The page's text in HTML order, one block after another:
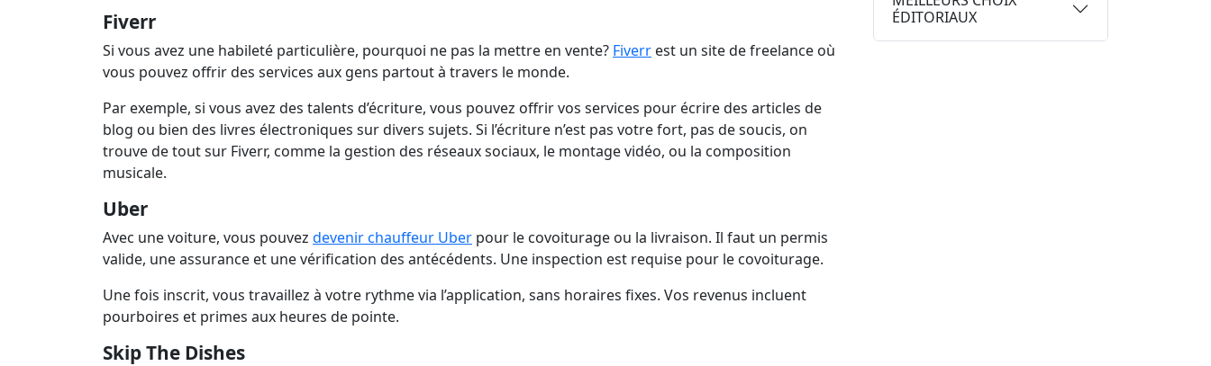
Fiverr
Si vous avez une habileté particulière, pourquoi ne pas la mettre en vente? Fiverr est un site de freelance où
vous pouvez offrir des services aux gens partout à travers le monde.
Par exemple, si vous avez des talents d’écriture, vous pouvez offrir vos services pour écrire des articles de
blog ou bien des livres électroniques sur divers sujets. Si l’écriture n’est pas votre fort, pas de soucis, on
trouve de tout sur Fiverr, comme la gestion des réseaux sociaux, le montage vidéo, ou la composition
musicale.
Uber
Avec une voiture, vous pouvez devenir chauffeur Uber pour le covoiturage ou la livraison. Il faut un permis
valide, une assurance et une vérification des antécédents. Une inspection est requise pour le covoiturage.
Une fois inscrit, vous travaillez à votre rythme via l’application, sans horaires fixes. Vos revenus incluent
pourboires et primes aux heures de pointe.
Skip The Dishes
ÉDITORIAUX